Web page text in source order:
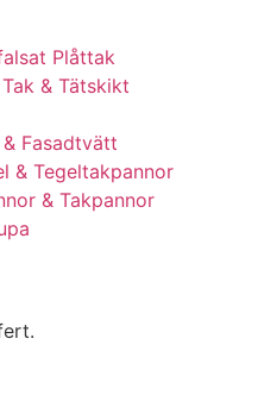
Plåttak
& Tätskikt
Fasadtvätt
& Tegeltakpannor
& Takpannor